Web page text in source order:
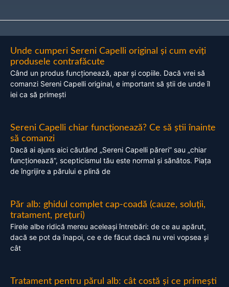
Unde cumperi Sereni Capelli original și cum eviți
produsele contrafăcute
Când un produs funcționează, apar și copiile. Dacă vrei să
comanzi Sereni Capelli original, e important să știi de unde îl
iei ca să primești
Sereni Capelli chiar funcționează? Ce să știi înainte
să comanzi
Dacă ai ajuns aici căutând „Sereni Capelli păreri” sau „chiar
funcționează”, scepticismul tău este normal și sănătos. Piața
de îngrijire a părului e plină de
Păr alb: ghidul complet cap-coadă (cauze, soluții,
tratament, prețuri)
Firele albe ridică mereu aceleași întrebări: de ce au apărut,
dacă se pot da înapoi, ce e de făcut dacă nu vrei vopsea și
cât
Tratament pentru părul alb: cât costă și ce primești